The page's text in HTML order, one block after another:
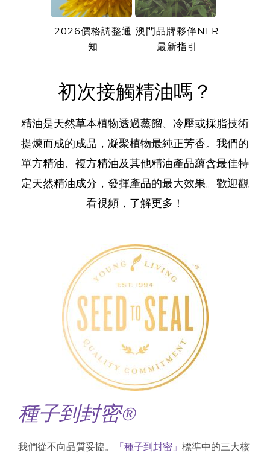
2026價格調整通
知
澳門品牌夥伴NFR
最新指引
初次接觸精油嗎？
精油是天然草本植物透過蒸餾、冷壓或採脂技術
提煉而成的成品，凝聚植物最純正芳香。我們的
單方精油、複方精油及其他精油產品蘊含最佳特
定天然精油成分，發揮產品的最大效果。歡迎觀
看視頻，了解更多！
種子到封密®
我們從不向品質妥協。 「種子到封密」 標準中的三大核